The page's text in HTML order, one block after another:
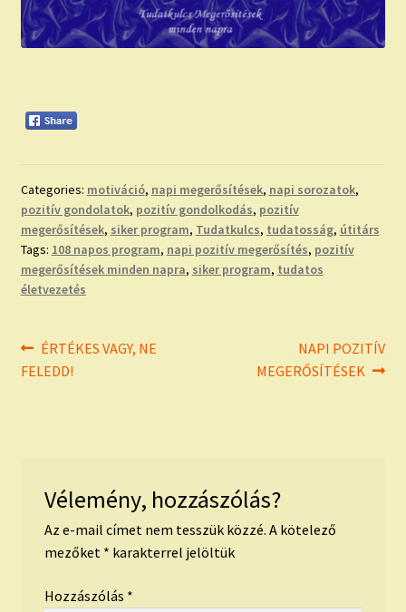
Categories: motiváció, napi megerősítések, napi sorozatok,
pozitív gondolatok, pozitív gondolkodás, pozitív
megerősítések, siker program, Tudatkulcs, tudatosság, útitárs
Tags: 108 napos program, napi pozitív megerősítés, pozitív
megerősítések minden napra, siker program, tudatos
életvezetés
Bejegyzés
navigáció
Previous
post:
ÉRTÉKES VAGY, NE
FELEDD!
Next
post:
NAPI POZITÍV
MEGERŐSÍTÉSEK
Vélemény, hozzászólás?
Az e-mail címet nem tesszük közzé. A kötelező
mezőket * karakterrel jelöltük
Hozzászólás *